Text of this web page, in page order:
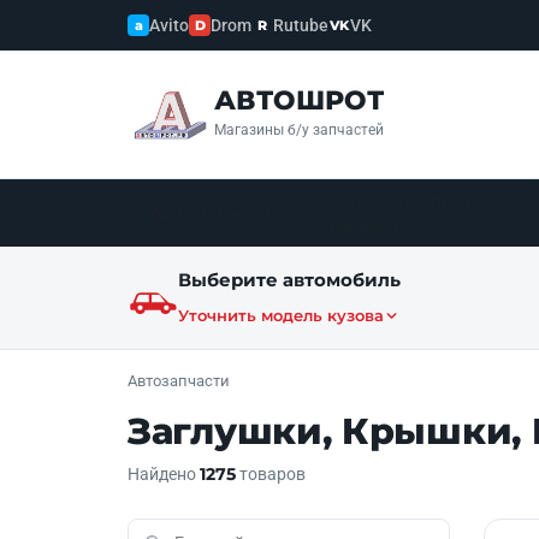
a Avito D Drom R RutubeVKVK
АВТОШРОТ
Магазины б/у запчастей
Выберите автомобиль
Уточнить модель кузова
Автозапчасти
Заглушки, Крышки,
Найдено1275товаров